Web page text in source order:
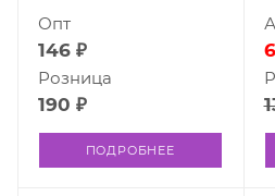
146 ₽
Опт
190 ₽
Розница
ПОДРОБНЕЕ